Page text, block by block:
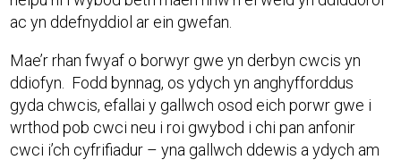
ac yn ddefnyddiol ar ein gwefan.
Mae’r rhan fwyaf o borwyr gwe yn derbyn cwcis yn
ddiofyn. Fodd bynnag, os ydych yn anghyfforddus
gyda chwcis, efallai y gallwch osod eich porwr gwe i
wrthod pob cwci neu i roi gwybod i chi pan anfonir
cwci i’ch cyfrifiadur – yna gallwch ddewis a ydych am